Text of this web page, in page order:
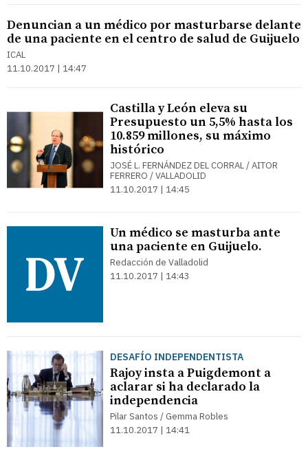
Denuncian a un médico por masturbarse delante
de una paciente en el centro de salud de Guijuelo
ICAL
11.10.2017 | 14:47
Castilla y León eleva su
Presupuesto un 5,5% hasta los
10.859 millones, su máximo
histórico
JOSÉ L. FERNÁNDEZ DEL CORRAL / AITOR
FERRERO / VALLADOLID
11.10.2017 | 14:45
Un médico se masturba ante
una paciente en Guijuelo.
Redacción de Valladolid
11.10.2017 | 14:43
DESAFÍO INDEPENDENTISTA
Rajoy insta a Puigdemont a
aclarar si ha declarado la
independencia
Pilar Santos / Gemma Robles
11.10.2017 | 14:41